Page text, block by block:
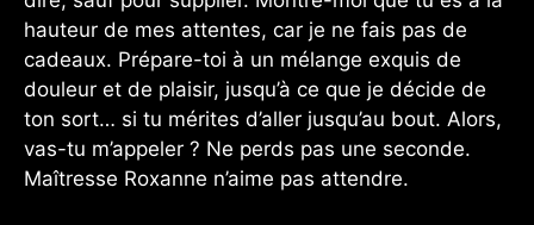
hauteur de mes attentes, car je ne fais pas de
cadeaux. Prépare-toi à un mélange exquis de
douleur et de plaisir, jusqu’à ce que je décide de
ton sort… si tu mérites d’aller jusqu’au bout. Alors,
vas-tu m’appeler ? Ne perds pas une seconde.
Maîtresse Roxanne n’aime pas attendre.